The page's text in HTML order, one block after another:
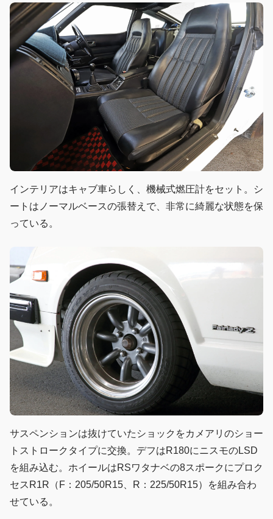
インテリアはキャブ車らしく、機械式燃圧計をセット。シ
ートはノーマルベースの張替えで、非常に綺麗な状態を保
っている。
サスペンションは抜けていたショックをカメアリのショー
トストロークタイプに交換。デフはR180にニスモのLSD
を組み込む。ホイールはRSワタナベの8スポークにプロク
セスR1R（F：205/50R15、R：225/50R15）を組み合わ
せている。